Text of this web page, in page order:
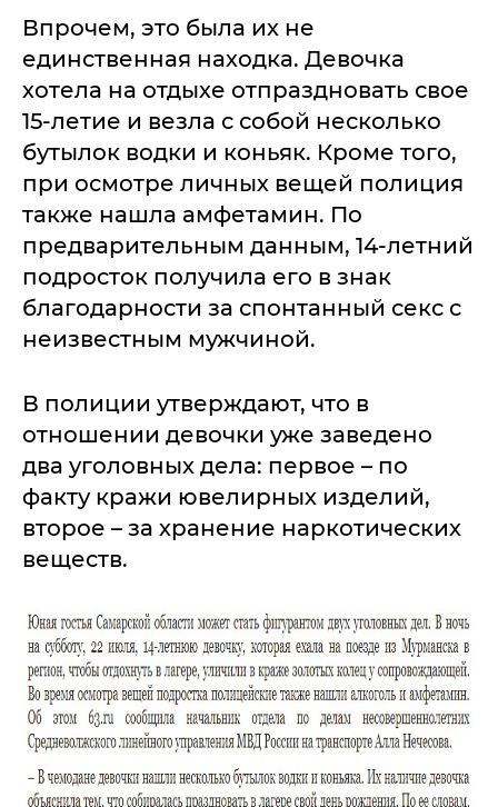
Впрочем, это была их не
единственная находка. Девочка
хотела на отдыхе отпраздновать свое
15-летие и везла с собой несколько
бутылок водки и коньяк. Кроме того,
при осмотре личных вещей полиция
также нашла амфетамин. По
предварительным данным, 14-летний
подросток получила его в знак
благодарности за спонтанный секс с
неизвестным мужчиной.
В полиции утверждают, что в
отношении девочки уже заведено
два уголовных дела: первое – по
факту кражи ювелирных изделий,
второе – за хранение наркотических
веществ.